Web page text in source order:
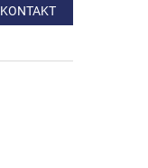
KONTAKT